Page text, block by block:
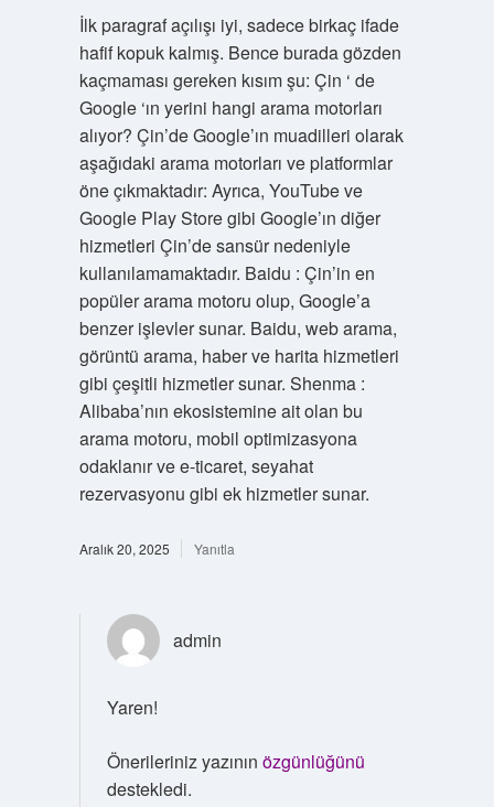
İlk paragraf açılışı iyi, sadece birkaç ifade
hafif kopuk kalmış. Bence burada gözden
kaçmaması gereken kısım şu: Çin ‘ de
Google ‘ın yerini hangi arama motorları
alıyor? Çin’de Google’ın muadilleri olarak
aşağıdaki arama motorları ve platformlar
öne çıkmaktadır: Ayrıca, YouTube ve
Google Play Store gibi Google’ın diğer
hizmetleri Çin’de sansür nedeniyle
kullanılamamaktadır. Baidu : Çin’in en
popüler arama motoru olup, Google’a
benzer işlevler sunar. Baidu, web arama,
görüntü arama, haber ve harita hizmetleri
gibi çeşitli hizmetler sunar. Shenma :
Alibaba’nın ekosistemine ait olan bu
arama motoru, mobil optimizasyona
odaklanır ve e-ticaret, seyahat
rezervasyonu gibi ek hizmetler sunar.
Aralık 20, 2025 Yanıtla
admin
Yaren!
Önerileriniz yazının özgünlüğünü
destekledi.